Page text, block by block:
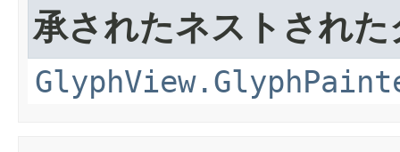
承されたネストされ